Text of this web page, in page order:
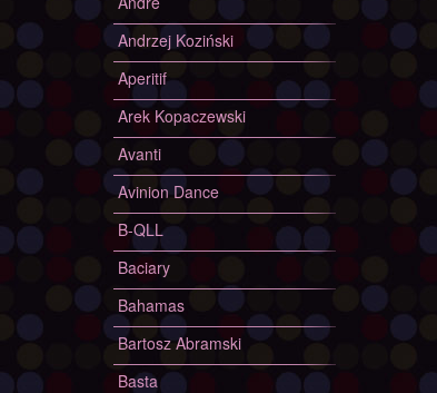
Andrzej Koziński
Aperitif
Arek Kopaczewski
Avanti
Avinion Dance
B-QLL
Baciary
Bahamas
Bartosz Abramski
Basta